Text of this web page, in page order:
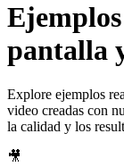
pantalla
Explore ejemplos
video creadas con
la calidad y los
🎥